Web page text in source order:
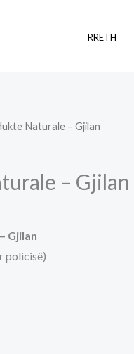
RRETH
Naturale – Gjilan
– Gjilan
Gjilan
policisë)